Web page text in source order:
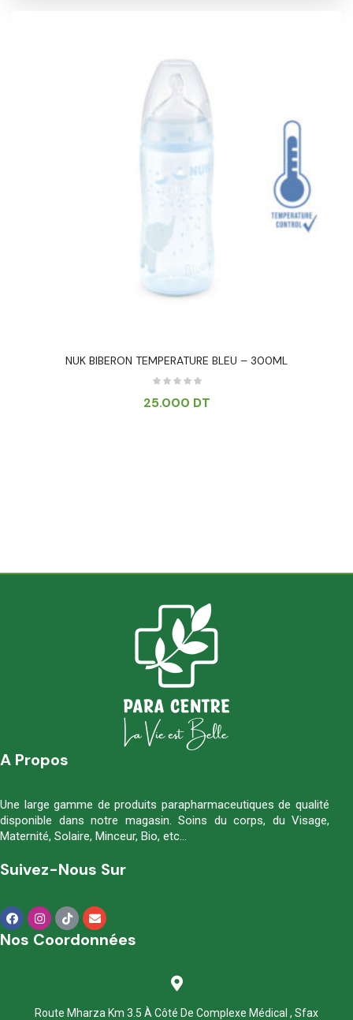
NUK BIBERON TEMPERATURE BLEU – 300ML
25.000 DT
A Propos
Une large gamme de produits parapharmaceutiques de qualité
disponible dans notre magasin. Soins du corps, du Visage,
Maternité, Solaire, Minceur, Bio, etc…
Suivez-Nous Sur
Nos Coordonnées
Route Mharza Km 3.5 À Côté De Complexe Médical , Sfax